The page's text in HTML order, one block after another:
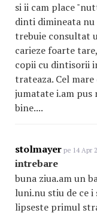
si ii cam place
dinti dimineata nu
trebuie consultat
carieze foarte
copii cu dintisorii
trateaza. Cel
jumatate i.am pus
bine....
stolmayer pe 14 Apr
intrebare
buna ziua.am un
luni.nu stiu de ce
lipseste primul